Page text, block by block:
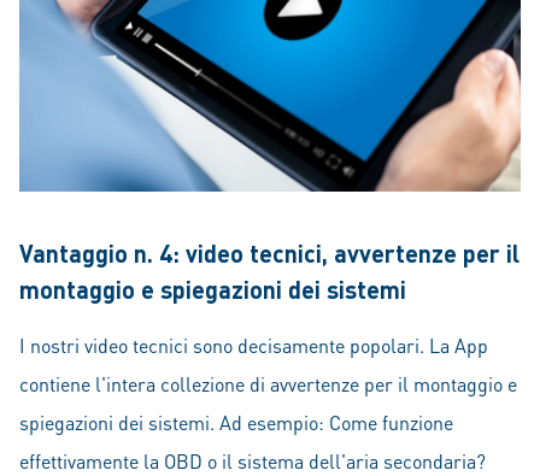
Vantaggio n. 4: video tecnici, avvertenze per il
montaggio e spiegazioni dei sistemi
I nostri video tecnici sono decisamente popolari. La App
contiene l'intera collezione di avvertenze per il montaggio e
spiegazioni dei sistemi. Ad esempio: Come funzione
effettivamente la OBD o il sistema dell'aria secondaria?